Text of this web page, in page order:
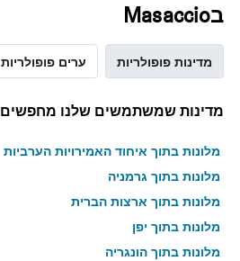
בMasaccio
מדינות פופולריות ערים פופולריות
מדינות שמשתמשים שלנו מחפשים
מלונות בתוך איחוד האמירויות הערביות
מלונות בתוך גרמניה
מלונות בתוך ארצות הברית
מלונות בתוך יפן
מלונות בתוך הונגריה